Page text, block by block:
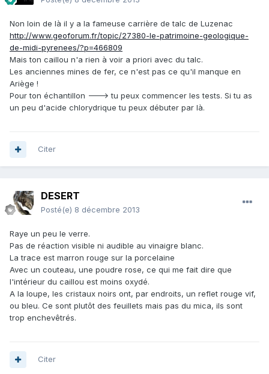
Non loin de là il y a la fameuse carrière de talc de Luzenac
http://www.geoforum.fr/topic/27380-le-patrimoine-geologique-
de-midi-pyrenees/?p=466809
Mais ton caillou n'a rien à voir a priori avec du talc.
Les anciennes mines de fer, ce n'est pas ce qu'il manque en
Ariège !
Pour ton échantillon ---> tu peux commencer les tests. Si tu as
un peu d'acide chlorydrique tu peux débuter par là.
Citer
DESERT
Posté(e) 8 décembre 2013
Raye un peu le verre.
Pas de réaction visible ni audible au vinaigre blanc.
La trace est marron rouge sur la porcelaine
Avec un couteau, une poudre rose, ce qui me fait dire que
l'intérieur du caillou est moins oxydé.
A la loupe, les cristaux noirs ont, par endroits, un reflet rouge vif,
ou bleu. Ce sont plutôt des feuillets mais pas du mica, ils sont
trop enchevêtrés.
Citer